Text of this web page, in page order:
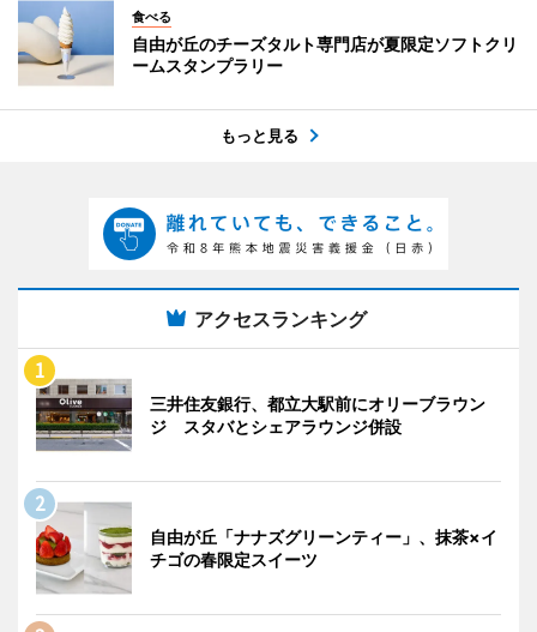
食べる
自由が丘のチーズタルト専門店が夏限定ソフトクリ
ームスタンプラリー
もっと見る
アクセスランキング
三井住友銀行、都立大駅前にオリーブラウン
ジ スタバとシェアラウンジ併設
自由が丘「ナナズグリーンティー」、抹茶×イ
チゴの春限定スイーツ